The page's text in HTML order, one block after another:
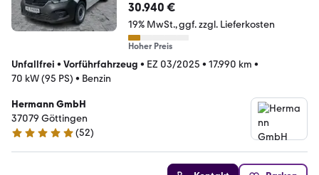
30.940 €
19% MwSt. ggf. zzgl. Lieferkosten
Hoher Preis
Unfallfrei • Vorführfahrzeug • EZ 03/2025 • 17.990 km •
70 kW (95 PS) • Benzin
Hermann GmbH
37079 Göttingen
4.8 Sterne
(52)